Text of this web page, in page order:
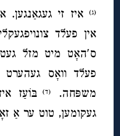
(ג)
איז זי געגאַנגען.
אין פעלד
ס′האָט מיט מזל
פעלד וואָס געהערט
משפּחה.
(ד) בּוֹעַז
געקומען, טוט ער אַ